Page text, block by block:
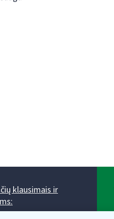
klausimais ir